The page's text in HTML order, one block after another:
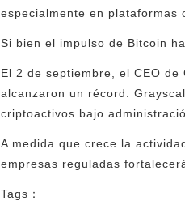
especialmente en plataformas
Si bien el impulso de Bitcoin
El 2 de septiembre, el CEO
alcanzaron un récord.
criptoactivos bajo
A medida que crece la
empresas reguladas
Tags：